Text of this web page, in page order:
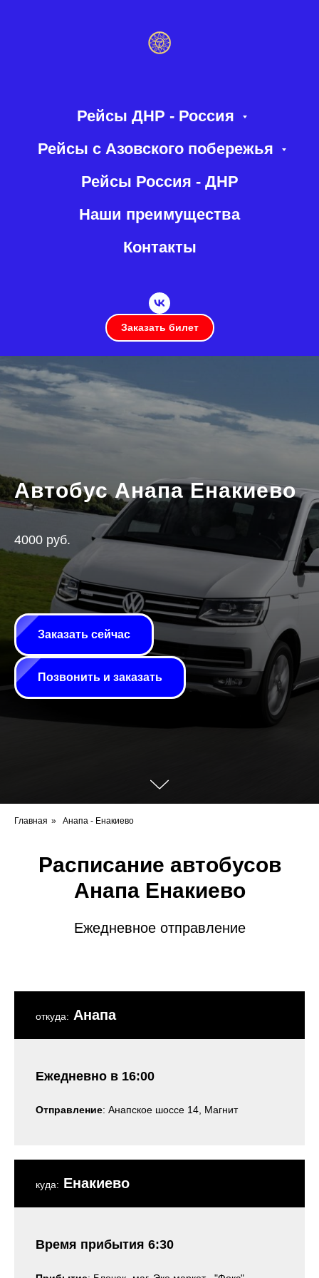
Рейсы ДНР - Россия
Рейсы с Азовского побережья
Рейсы Россия - ДНР
Наши преимущества
Контакты
Заказать билет
Автобус Анапа Енакиево
4000 руб.
Заказать сейчас
Позвонить и заказать
Главная » Анапа - Енакиево
Расписание автобусов
Анапа Енакиево
Ежедневное отправление
откуда: Анапа
Ежедневно в 16:00
Отправление: Анапское шоссе 14, Магнит
куда: Енакиево
Время прибытия 6:30